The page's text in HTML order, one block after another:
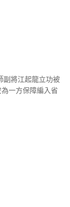
副將江起龍立功被
一方保障編入省